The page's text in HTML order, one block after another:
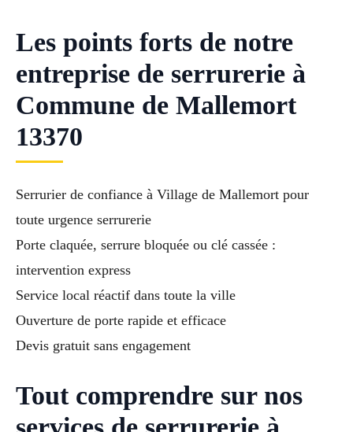
Les points forts de notre
entreprise de serrurerie à
Commune de Mallemort
13370
Serrurier de confiance à Village de Mallemort pour
toute urgence serrurerie
Porte claquée, serrure bloquée ou clé cassée :
intervention express
Service local réactif dans toute la ville
Ouverture de porte rapide et efficace
Devis gratuit sans engagement
Tout comprendre sur nos